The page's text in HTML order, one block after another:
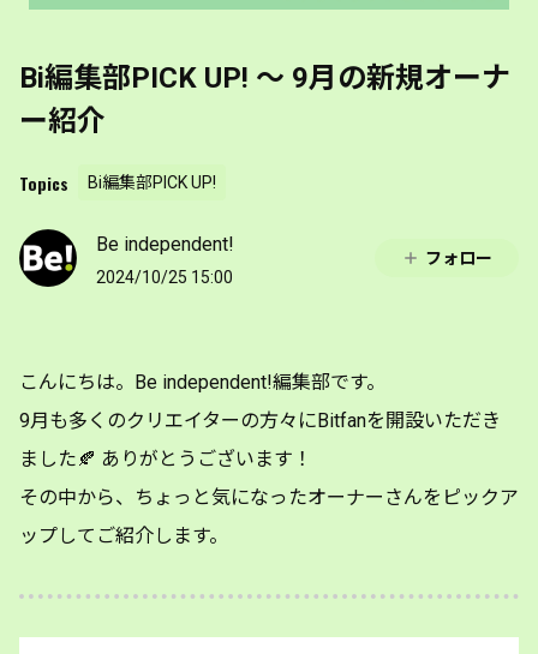
Bi編集部PICK UP! 〜 9月の新規オーナ
ー紹介
Topics Bi編集部PICK UP!
Be independent!
2024/10/25 15:00
フォロー
こんにちは。Be independent!編集部です。
9月も多くのクリエイターの方々にBitfanを開設いただき
ました🍂 ありがとうございます！
その中から、ちょっと気になったオーナーさんをピックア
ップしてご紹介します。